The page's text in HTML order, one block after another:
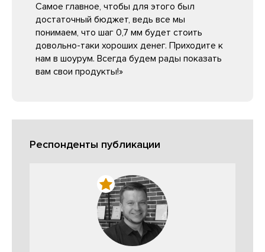
Самое главное, чтобы для этого был
достаточный бюджет, ведь все мы
понимаем, что шаг 0,7 мм будет стоить
довольно-таки хороших денег. Приходите к
нам в шоурум. Всегда будем рады показать
вам свои продукты!»
Респонденты публикации